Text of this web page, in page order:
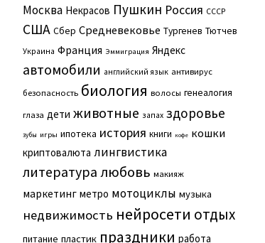
Москва Некрасов Пушкин Россия СССР
США Сбер Средневековье Тургенев Тютчев
Украина Франция Эммиграция Яндекс
автомобили английский язык антивирус
безопасность биология волосы генеалогия
глаза дети животные запах здоровье
зубы игры ипотека история книги кофе кошки
криптовалюта лингвистика
литература любовь макияж
маркетинг метро мотоциклы музыка
недвижимость нейросети отдых
питание пластик праздники работа